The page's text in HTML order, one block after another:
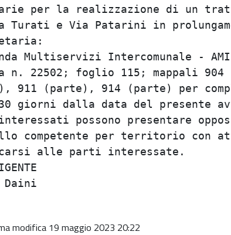
per la realizzazione di
Turati e Via Patarini in
Multiservizi
n. 22502; foglio 115;
911 (parte), 914
30 giorni dalla data del
possono
competente per
alle
modifica 19 maggio 2023 20:22